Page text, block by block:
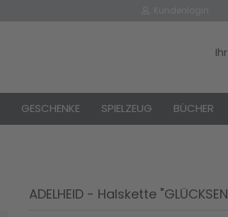
GESCHENKE SPIELZEUG BÜCHER
ADELHEID - Halskette